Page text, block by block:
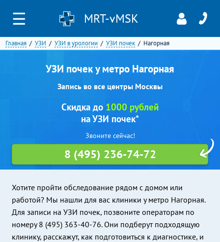
☰ MRT-vMSK
Главная УЗИ УЗИ в урологии УЗИ почек Нагорная
УЗИ почек у метро Нагорная
Запись во все центры Москвы
Хотите пройти обследование рядом с домом или
работой? Мы нашли для вас клиники у метро Нагорная.
Для записи на УЗИ почек, позвоните операторам по
номеру 8 (495) 363-40-76. Они подберут подходящую
клинику, расскажут, как подготовиться к диагностике, и
Скидка до 1000 рублей
на УЗИ почек*
Звоните сейчас!
8 (495) 236-74-72